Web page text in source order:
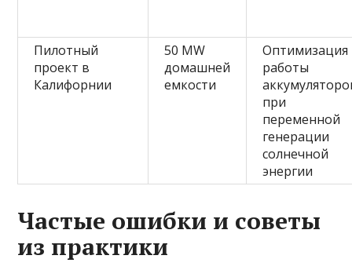
Пилотный
проект в
Калифорнии
50 MW
домашней
емкости
Оптимизация
работы
при
переменной
генерации
солнечной
энергии
Частые ошибки и советы
из практики